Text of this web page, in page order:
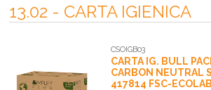
13.02 - CARTA IGIENICA
CSOIGB03
CARTA IG. BULL
CARBON NEUTRAL
417814 FSC-